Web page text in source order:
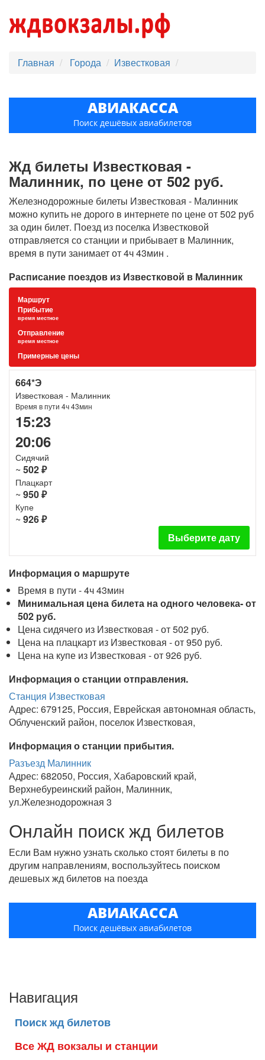
Главная Города Известковая
АВИАКАССА
Поиск дешёвых авиабилетов
Жд билеты Известковая -
Малинник, по цене от 502 руб.
Железнодорожные билеты Известковая - Малинник
можно купить не дорого в интернете по цене от 502 руб
за один билет. Поезд из поселка Известковой
отправляется со станции и прибывает в Малинник,
время в пути занимает от 4ч 43мин .
Расписание поездов из Известковой в Малинник
Маршрут
Прибытие
время местное
Отправление
время местное
Примерные цены
664*Э
Известковая - Малинник
Время в пути 4ч 43мин
15:23
20:06
Сидячий
~ 502 ₽
Плацкарт
~ 950 ₽
Купе
~ 926 ₽
Выберите дату
Информация о маршруте
Время в пути - 4ч 43мин
Минимальная цена билета на одного человека- от
502 руб.
Цена сидячего из Известковая - от 502 руб.
Цена на плацкарт из Известковая - от 950 руб.
Цена на купе из Известковая - от 926 руб.
Информация о станции отправления.
Станция Известковая
Адрес: 679125, Россия, Еврейская автономная область,
Облученский район, поселок Известковая,
Информация о станции прибытия.
Разъезд Малинник
Адрес: 682050, Россия, Хабаровский край,
Верхнебуреинский район, Малинник,
ул.Железнодорожная 3
Онлайн поиск жд билетов
Если Вам нужно узнать сколько стоят билеты в по
другим направлениям, воспользуйтесь поиском
дешевых жд билетов на поезда
АВИАКАССА
Поиск дешёвых авиабилетов
Навигация
Поиск жд билетов
Все ЖД вокзалы и станции